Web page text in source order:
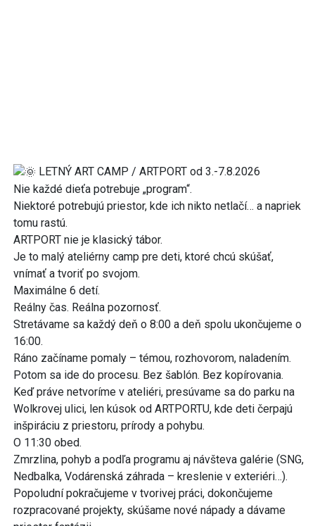
LETNÝ ART CAMP / ARTPORT od 3.-7.8.2026
Nie každé dieťa potrebuje „program“.
Niektoré potrebujú priestor, kde ich nikto netlačí… a napriek
tomu rastú.
ARTPORT nie je klasický tábor.
Je to malý ateliérny camp pre deti, ktoré chcú skúšať,
vnímať a tvoriť po svojom.
Maximálne 6 detí.
Reálny čas. Reálna pozornosť.
Stretávame sa každý deň o 8:00 a deň spolu ukončujeme o
16:00.
Ráno začíname pomaly – témou, rozhovorom, naladením.
Potom sa ide do procesu. Bez šablón. Bez kopírovania.
Keď práve netvoríme v ateliéri, presúvame sa do parku na
Wolkrovej ulici, len kúsok od ARTPORTU, kde deti čerpajú
inšpiráciu z priestoru, prírody a pohybu.
O 11:30 obed.
Zmrzlina, pohyb a podľa programu aj návšteva galérie (SNG,
Nedbalka, Vodárenská záhrada – kreslenie v exteriéri…).
Popoludní pokračujeme v tvorivej práci, dokončujeme
rozpracované projekty, skúšame nové nápady a dávame